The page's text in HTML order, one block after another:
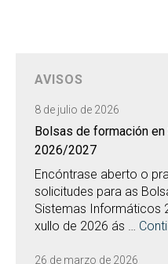
AVISOS
8 de julio de 2026
Bolsas de formación
2026/2027
Encóntrase aberto o
solicitudes para as
Sistemas Informáticos
xullo de 2026 ás …
26 de marzo de 2026